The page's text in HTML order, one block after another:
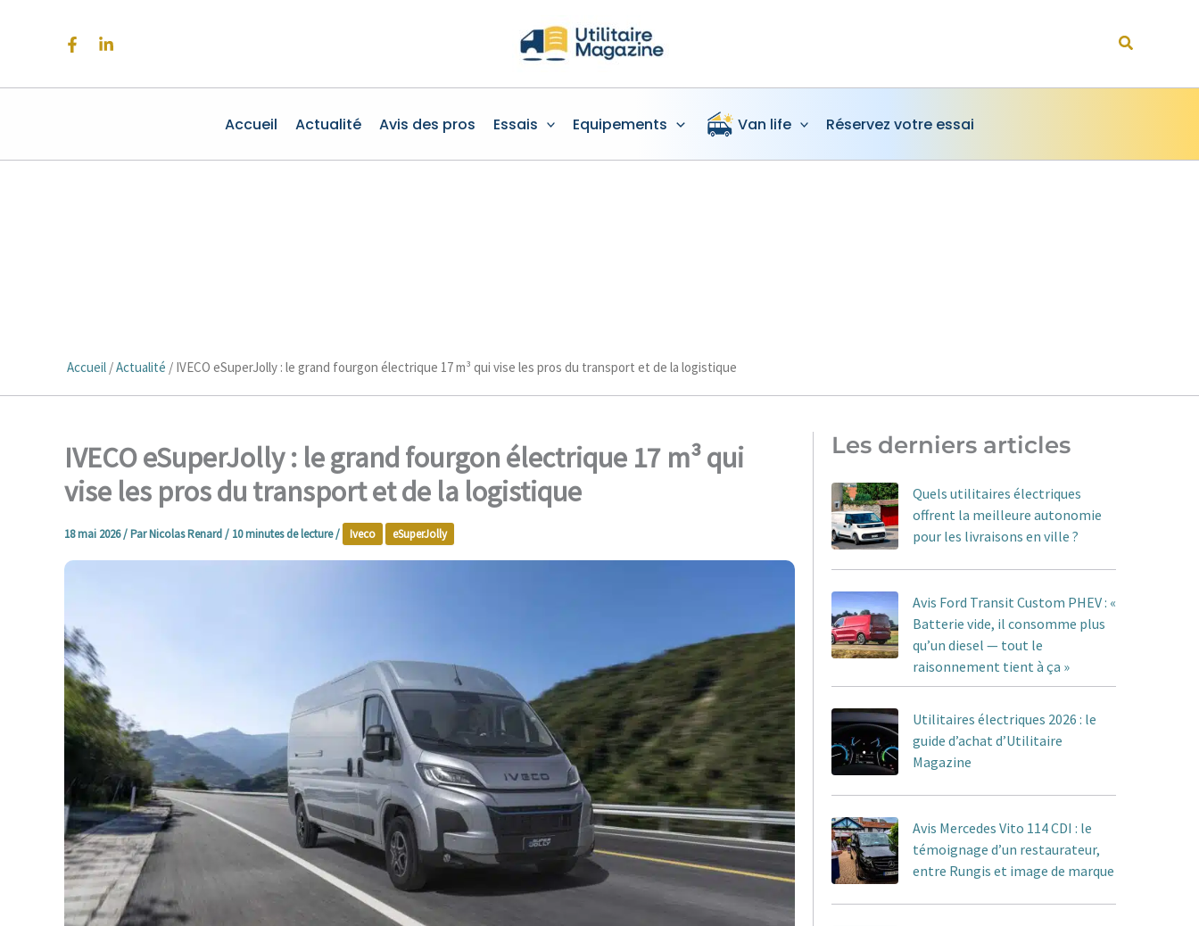
Rechercher
Accueil Actualité Avis des pros Essais Equipements Van life Réservez votre essai
Accueil/Actualité / IVECO eSuperJolly : le grand fourgon électrique 17 m³ qui vise les pros du transport et de la logistique
IVECO eSuperJolly : le grand fourgon électrique 17 m³ qui
vise les pros du transport et de la logistique
18 mai 2026/ ParNicolas Renard/ 10 minutes de lecture/ Iveco eSuperJolly
Les derniers articles
Quels utilitaires électriques
offrent la meilleure autonomie
pour les livraisons en ville ?
Avis Ford Transit Custom PHEV : «
Batterie vide, il consomme plus
qu’un diesel — tout le
raisonnement tient à ça »
Utilitaires électriques 2026 : le
guide d’achat d’Utilitaire
Magazine
Avis Mercedes Vito 114 CDI : le
témoignage d’un restaurateur,
entre Rungis et image de marque